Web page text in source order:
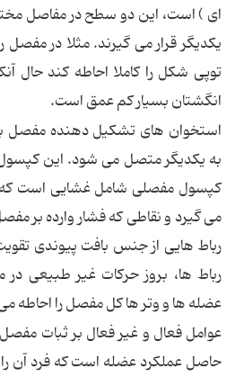
ای ) است، این دو سطح در مفاصل
یکدیگر قرار می گیرند. مثلا در
توپی شکل را کاملا احاطه کند حال
انگشتان بسیار کم عمق است.
استخوان های تشکیل دهنده مفصل
به یکدیگر متصل می شود. این
کپسول مفصلی شامل غشایی است که
می گیرد و نقاطی که فشار وارده بر
رباط هایی از جنس بافت پیوندی
رباط ها، بروز حرکات غیر طبیعی
عضله ها و وتر ها کل مفصل را احاطه
عوامل فعال و غیر فعال بر ثبات مفصل
حاصل عملکرد عضله است که فرد آن